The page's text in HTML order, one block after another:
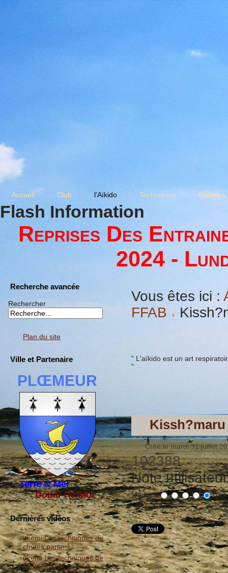
Accueil Club l'Aïkido Techniques Galeries
Flash Information
Reprises Des
2024 -
Recherche avancée
Rechercher
Plan du site
Ville et Partenaire
PLŒMEUR
Terre & Mer
Douar Ha Mor
Dernières vidéos
ukemi Les techniques de
chutes partie 1
ukemi Les techniques de
chutes partie 2
Vous êtes ici :
FFAB
" L'aïkido est un art
"
Créé le mardi 31 juillet
102388
Note
Mauvais